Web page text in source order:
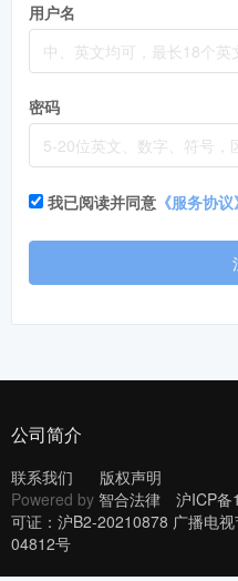
用户名
密码
我已阅读并同意 《服务协议
公司简介
联系我们
版权声明
Powered by 智合法律
沪ICP
可证：沪B2-20210878 广播电
04812号